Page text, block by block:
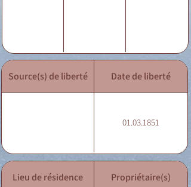
Source(s) de liberté Date de liberté
01.03.1851
Lieu de résidence Propriétaire(s)